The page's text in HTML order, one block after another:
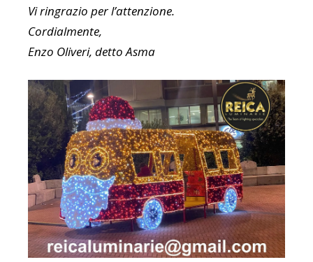
Vi ringrazio per l’attenzione.
Cordialmente,
Enzo Oliveri, detto Asma